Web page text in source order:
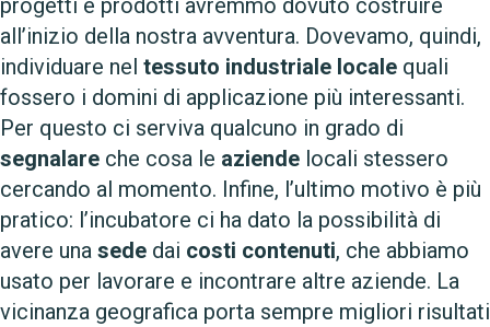
all’inizio della nostra avventura. Dovevamo, quindi,
individuare nel tessuto industriale locale quali
fossero i domini di applicazione più interessanti.
Per questo ci serviva qualcuno in grado di
segnalare che cosa le aziende locali stessero
cercando al momento. Infine, l’ultimo motivo è più
pratico: l’incubatore ci ha dato la possibilità di
avere una sede dai costi contenuti, che abbiamo
usato per lavorare e incontrare altre aziende. La
vicinanza geografica porta sempre migliori risultati